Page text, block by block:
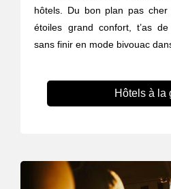
hôtels. Du bon plan pas
étoiles grand confort, t’as
sans finir en mode bivouac
Hôtels à la